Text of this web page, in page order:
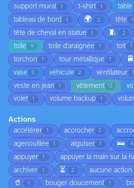
support mural 1 t-shirt 1 table
tableau de bord 1 🌍 2 tête 1
tête de cheval en statue 1 🧵 2
toile 9 toile d'araignée 1 toit 1
torchon 1 tour métallique 1 🚆
vase 3 véhicule 2 ventilateur 1
veste en jean 1 vêtement 12
volet 1 volume backup 1
Actions
accélérer 1 accrocher 2
agenouillée 1 aiguiser 1 🛌 4
appuyer 1 appuyer la main sur la
archiver 1 ⏳ 2 aucune action
🥤 1 bouger doucement 1